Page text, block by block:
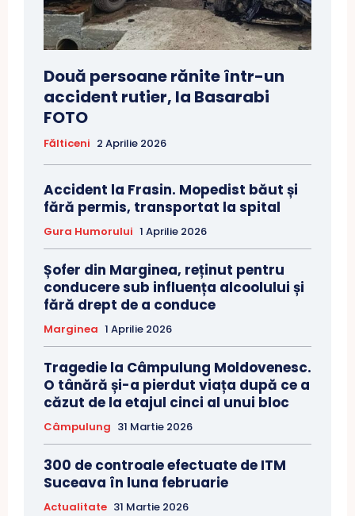
Două persoane rănite într-un
accident rutier, la Basarabi
FOTO
Fălticeni 2 Aprilie 2026
Accident la Frasin. Mopedist băut și
fără permis, transportat la spital
Gura Humorului 1 Aprilie 2026
Șofer din Marginea, reținut pentru
conducere sub influența alcoolului și
fără drept de a conduce
Marginea 1 Aprilie 2026
Tragedie la Câmpulung Moldovenesc.
O tânără și-a pierdut viața după ce a
căzut de la etajul cinci al unui bloc
Câmpulung 31 Martie 2026
300 de controale efectuate de ITM
Suceava în luna februarie
Actualitate 31 Martie 2026